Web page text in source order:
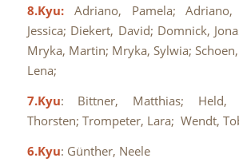
8.Kyu:Adriano, Pamela; Adriano,
Jessica; Diekert, David; Domnick,
Mryka, Martin; Mryka, Sylwia;
Lena;
7.Kyu: Bittner, Matthias; Held,
Thorsten; Trompeter, Lara; Wendt,
6.Kyu: Günther, Neele